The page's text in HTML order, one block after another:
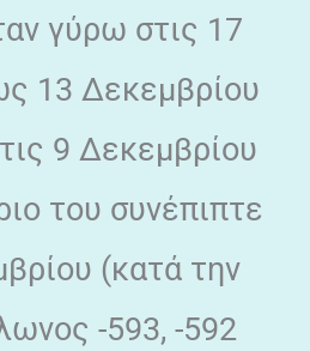
γύρω στις 17
13 Δεκεμβρίου
9 Δεκεμβρίου
του συνέπιπτε
(κατά την
-593, -592